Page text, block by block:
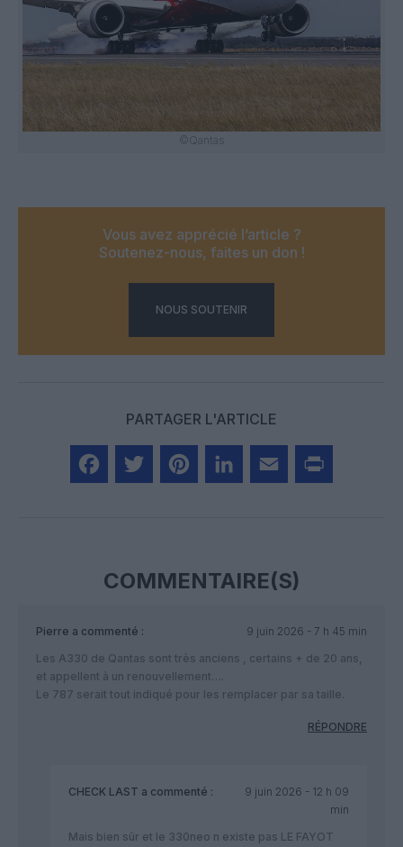
©Qantas
Vous avez apprécié l’article ?
Soutenez-nous, faites un don !
NOUS SOUTENIR
PARTAGER L'ARTICLE
COMMENTAIRE(S)
Pierre a commenté :
9 juin 2026 - 7 h 45 min
Les A330 de Qantas sont très anciens , certains + de 20 ans,
et appellent à un renouvellement….
Le 787 serait tout indiqué pour les remplacer par sa taille.
RÉPONDRE
CHECK LAST a commenté :
9 juin 2026 - 12 h 09
min
Mais bien sûr et le 330neo n existe pas LE FAYOT